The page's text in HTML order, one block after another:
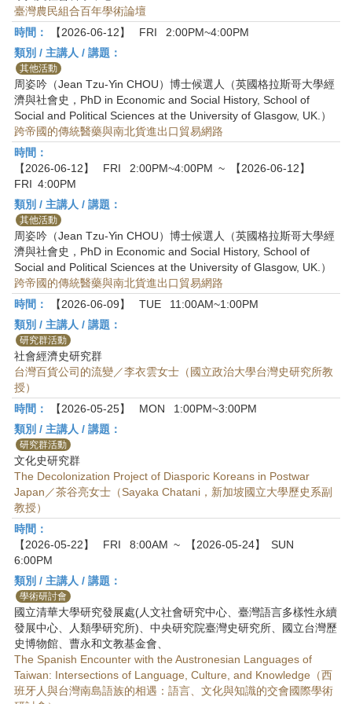
臺灣農民組合百年學術論壇
時間：
【2026-06-12】 FRI
2:00PM~4:00PM
類別 / 主講人 / 講題：
其他活動
周姿吟（Jean Tzu-Yin CHOU）博士候選人（英國格拉斯哥大學經
濟與社會史，PhD in Economic and Social History, School of
Social and Political Sciences at the University of Glasgow, UK.）
跨帝國的傳統醫藥與南北貨進出口貿易網路
時間：
【2026-06-12】
FRI 2:00PM~4:00PM ~
【2026-06-12】
FRI 4:00PM
類別 / 主講人 / 講題：
其他活動
周姿吟（Jean Tzu-Yin CHOU）博士候選人（英國格拉斯哥大學經
濟與社會史，PhD in Economic and Social History, School of
Social and Political Sciences at the University of Glasgow, UK.）
跨帝國的傳統醫藥與南北貨進出口貿易網路
時間：
【2026-06-09】 TUE
11:00AM~1:00PM
類別 / 主講人 / 講題：
研究群活動
社會經濟史研究群
台灣百貨公司的流變／李衣雲女士（國立政治大學台灣史研究所教
授）
時間：
【2026-05-25】 MON
1:00PM~3:00PM
類別 / 主講人 / 講題：
研究群活動
文化史研究群
The Decolonization Project of Diasporic Koreans in Postwar
Japan／茶谷亮女士（Sayaka Chatani，新加坡國立大學歷史系副
教授）
時間：
【2026-05-22】
FRI 8:00AM ~ 【2026-05-24】
SUN
6:00PM
類別 / 主講人 / 講題：
學術研討會
國立清華大學研究發展處(人文社會研究中心、臺灣語言多樣性永續
發展中心、人類學研究所)、中央研究院臺灣史研究所、國立台灣歷
史博物館、曹永和文教基金會、
The Spanish Encounter with the Austronesian Languages of
Taiwan: Intersections of Language, Culture, and Knowledge（西
班牙人與台灣南島語族的相遇：語言、文化與知識的交會國際學術